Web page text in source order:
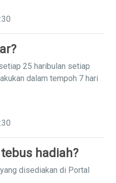
25 haribulan setiap
dalam tempoh 7 hari
hadiah?
disediakan di Portal